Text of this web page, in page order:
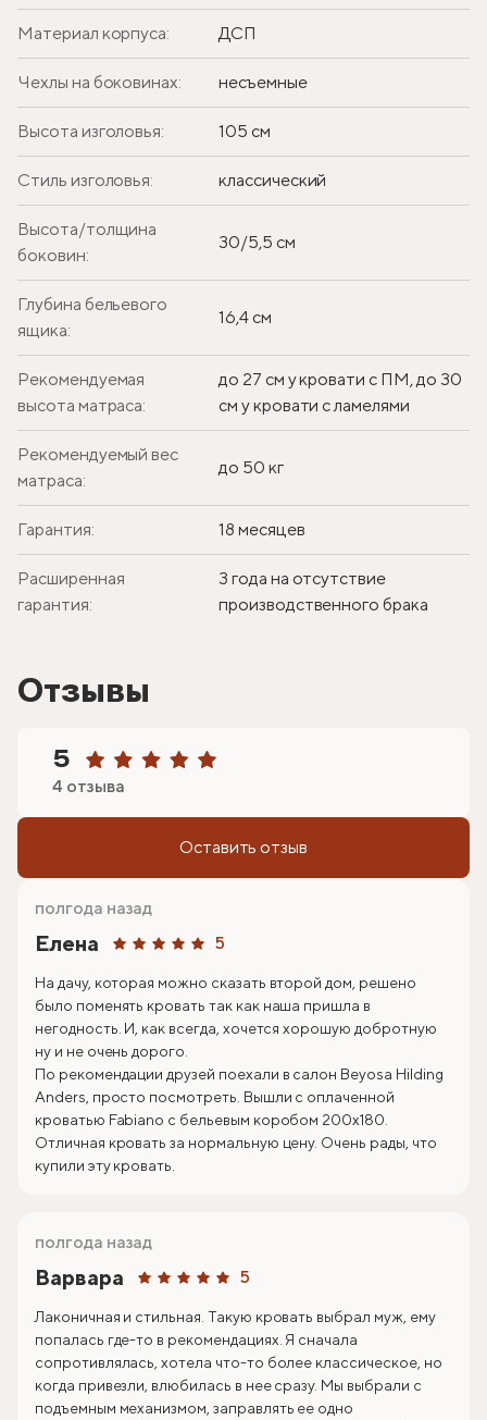
Материал корпуса: ДСП
Чехлы на боковинах: несъемные
Высота изголовья: 105 см
Стиль изголовья: классический
Высота/толщина
боковин:
30/5,5 см
Глубина бельевого
ящика:
16,4 см
Рекомендуемая
высота матраса:
до 27 см у кровати с ПМ, до 30
см у кровати с ламелями
Рекомендуемый вес
матраса:
до 50 кг
Гарантия: 18 месяцев
Расширенная
гарантия:
3 года на отсутствие
производственного брака
Отзывы
5
4 отзыва
Оставить отзыв
Елена 5
полгода назад
На дачу, которая можно сказать второй дом, решено
было поменять кровать так как наша пришла в
негодность. И, как всегда, хочется хорошую добротную
ну и не очень дорого.
По рекомендации друзей поехали в салон Beyosa Hilding
Anders, просто посмотреть. Вышли с оплаченной
кроватью Fabiano с бельевым коробом 200х180.
Отличная кровать за нормальную цену. Очень рады, что
купили эту кровать.
Варвара 5
полгода назад
Лаконичная и стильная. Такую кровать выбрал муж, ему
попалась где-то в рекомендациях. Я сначала
сопротивлялась, хотела что-то более классическое, но
когда привезли, влюбилась в нее сразу. Мы выбрали с
подъемным механизмом, заправлять ее одно